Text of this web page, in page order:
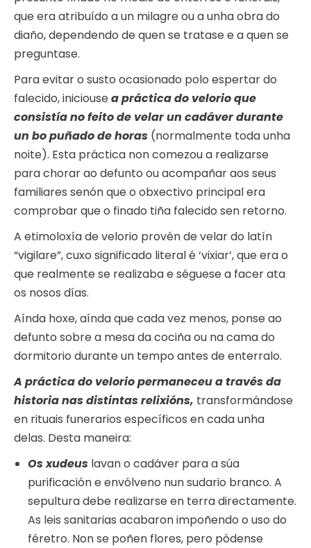
que era atribuído a un milagre ou a unha obra do
diaño, dependendo de quen se tratase e a quen se
preguntase.
Para evitar o susto ocasionado polo espertar do
falecido, iniciousea práctica do velorio que
consistía no feito de velar un cadáver durante
un bo puñado de horas (normalmente toda unha
noite). Esta práctica non comezou a realizarse
para chorar ao defunto ou acompañar aos seus
familiares senón que o obxectivo principal era
comprobar que o finado tiña falecido sen retorno.
A etimoloxía de velorio provén de velar do latín
“vigilare”, cuxo significado literal é ‘vixiar’, que era o
que realmente se realizaba e séguese a facer ata
os nosos días.
Aínda hoxe, aínda que cada vez menos, ponse ao
defunto sobre a mesa da cociña ou na cama do
dormitorio durante un tempo antes de enterralo.
A práctica do velorio permaneceu a través da
historia nas distintas relixións, transformándose
en rituais funerarios específicos en cada unha
delas. Desta maneira:
Os xudeus lavan o cadáver para a súa
purificación e envólveno nun sudario branco. A
sepultura debe realizarse en terra directamente.
As leis sanitarias acabaron impoñendo o uso do
féretro. Non se poñen flores, pero pódense